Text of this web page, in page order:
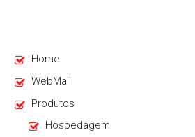
Home
WebMail
Produtos
Hospedagem